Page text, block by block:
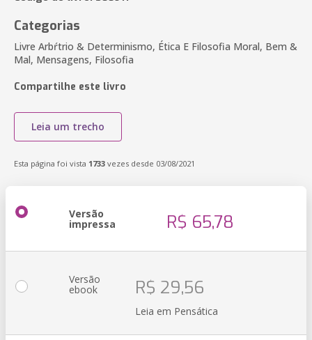
Categorias
Livre Arbŕtrio & Determinismo, Ética E Filosofia Moral, Bem &
Mal, Mensagens, Filosofia
Compartilhe este livro
Leia um trecho
Esta página foi vista 1733 vezes desde 03/08/2021
Versão
impressa R$ 65,78
Versão
ebook R$ 29,56
Leia em Pensática